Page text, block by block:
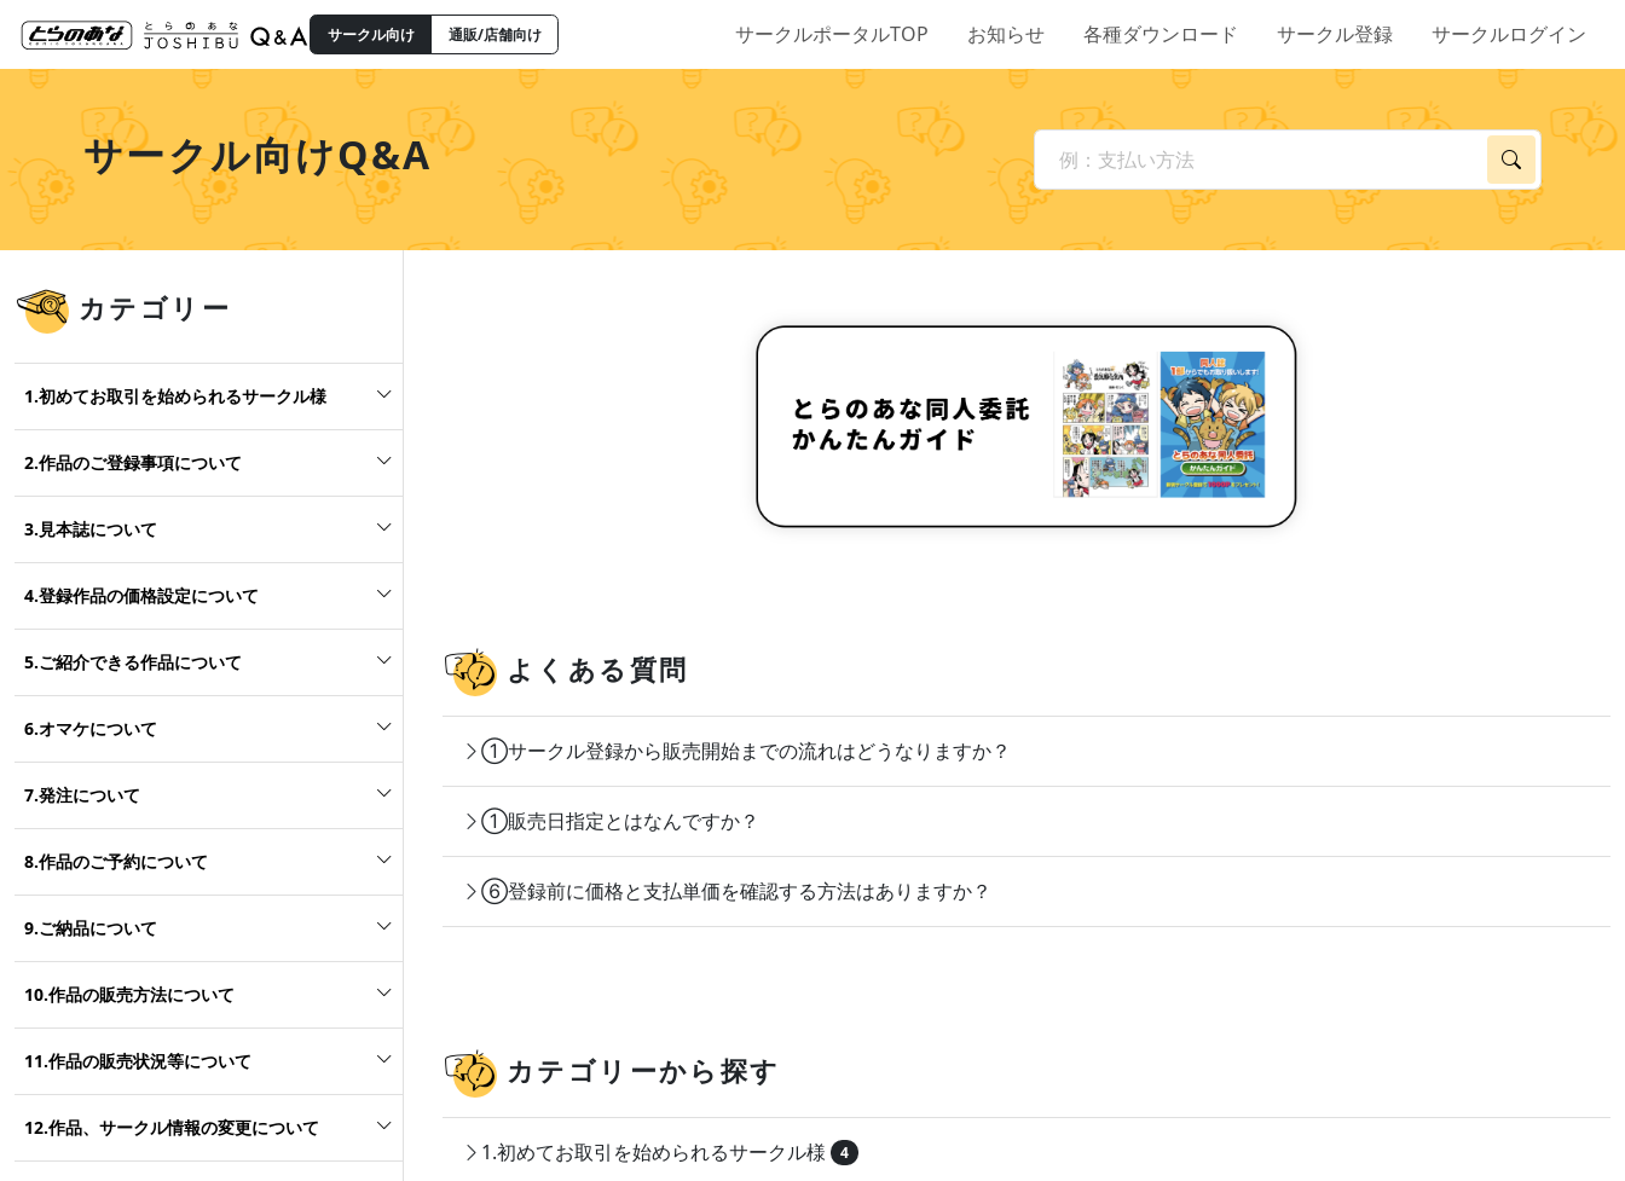
サークル向け 通販/店舗向け サークルポータルTOP お知らせ 各種ダウンロード サークル登録 サークルログイン
サークル向けQ&A
カテゴリー
1.初めてお取引を始められるサークル様
2.作品のご登録事項について
3.見本誌について
4.登録作品の価格設定について
5.ご紹介できる作品について
6.オマケについて
7.発注について
8.作品のご予約について
9.ご納品について
10.作品の販売方法について
11.作品の販売状況等について
12.作品、サークル情報の変更について
よくある質問
①サークル登録から販売開始までの流れはどうなりますか？
①販売日指定とはなんですか？
⑥登録前に価格と支払単価を確認する方法はありますか？
カテゴリーから探す
1.初めてお取引を始められるサークル様 4